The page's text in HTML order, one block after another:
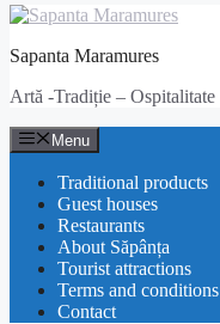
Sapanta Maramures
Artă -Tradiție – Ospitalitate
Menu
Traditional products
Guest houses
Restaurants
About Săpânța
Tourist attractions
Terms and conditions
Contact